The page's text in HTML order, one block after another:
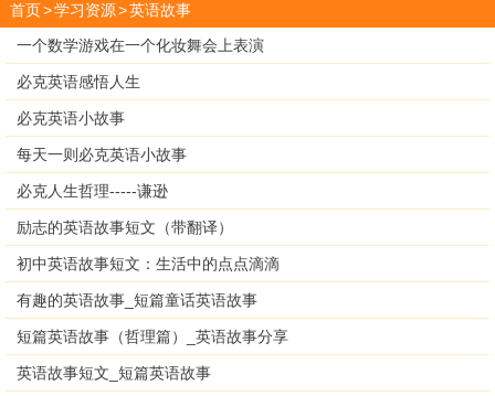
首页>学习资源>英语故事
一个数学游戏在一个化妆舞会上表演
必克英语感悟人生
必克英语小故事
每天一则必克英语小故事
必克人生哲理-----谦逊
励志的英语故事短文（带翻译）
初中英语故事短文：生活中的点点滴滴
有趣的英语故事_短篇童话英语故事
短篇英语故事（哲理篇）_英语故事分享
英语故事短文_短篇英语故事